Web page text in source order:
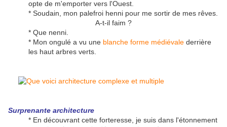
opte de m'emporter vers l'Ouest.
* Soudain, mon palefroi henni pour me sortir de mes rêves.
A-t-il faim ?
* Que nenni.
* Mon ongulé a vu une blanche forme médiévale derrière
les haut arbres verts.
Surprenante architecture
* En découvrant cette forteresse, je suis dans l'étonnement